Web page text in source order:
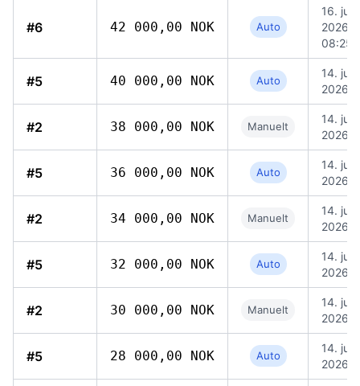
#6 42 000,00 NOK Auto
16. juni
2026,
08:25
#5 40 000,00 NOK Auto
14. juni
2026,
#2 38 000,00 NOK Manuelt
14. juni
2026,
#5 36 000,00 NOK Auto
14. juni
2026,
#2 34 000,00 NOK Manuelt
14. juni
2026,
#5 32 000,00 NOK Auto
14. juni
2026,
#2 30 000,00 NOK Manuelt
14. juni
2026,
#5 28 000,00 NOK Auto
14. juni
2026,